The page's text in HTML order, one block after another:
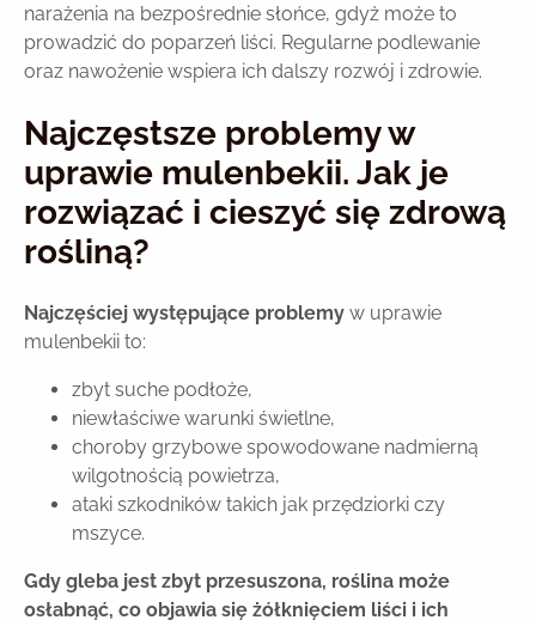
narażenia na bezpośrednie słońce, gdyż może to
prowadzić do poparzeń liści. Regularne podlewanie
oraz nawożenie wspiera ich dalszy rozwój i zdrowie.
Najczęstsze problemy w
uprawie mulenbekii. Jak je
rozwiązać i cieszyć się zdrową
rośliną?
Najczęściej występujące problemy w uprawie
mulenbekii to:
zbyt suche podłoże,
niewłaściwe warunki świetlne,
choroby grzybowe spowodowane nadmierną
wilgotnością powietrza,
ataki szkodników takich jak przędziorki czy
mszyce.
Gdy gleba jest zbyt przesuszona, roślina może
osłabnąć, co objawia się żółknięciem liści i ich